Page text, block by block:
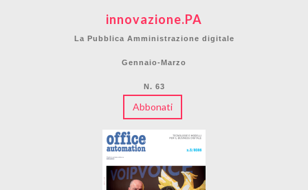
innovazione.PA
La Pubblica Amministrazione digitale
Gennaio-Marzo
N. 63
Abbonati